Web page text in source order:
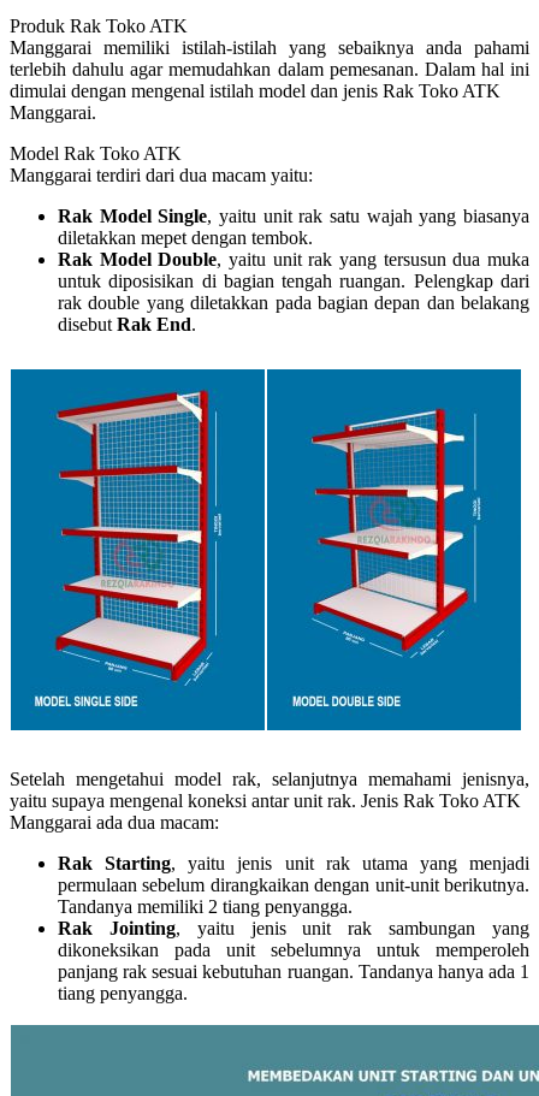
Produk Rak Toko ATK
Manggarai memiliki istilah-istilah yang sebaiknya anda pahami
terlebih dahulu agar memudahkan dalam pemesanan. Dalam hal ini
dimulai dengan mengenal istilah model dan jenis Rak Toko ATK
Manggarai.
Model Rak Toko ATK
Manggarai terdiri dari dua macam yaitu:
Rak Model Single, yaitu unit rak satu wajah yang biasanya
diletakkan mepet dengan tembok.
Rak Model Double, yaitu unit rak yang tersusun dua muka
untuk diposisikan di bagian tengah ruangan. Pelengkap dari
rak double yang diletakkan pada bagian depan dan belakang
disebut Rak End.
Setelah mengetahui model rak, selanjutnya memahami jenisnya,
yaitu supaya mengenal koneksi antar unit rak. Jenis Rak Toko ATK
Manggarai ada dua macam:
Rak Starting, yaitu jenis unit rak utama yang menjadi
permulaan sebelum dirangkaikan dengan unit-unit berikutnya.
Tandanya memiliki 2 tiang penyangga.
Rak Jointing, yaitu jenis unit rak sambungan yang
dikoneksikan pada unit sebelumnya untuk memperoleh
panjang rak sesuai kebutuhan ruangan. Tandanya hanya ada 1
tiang penyangga.